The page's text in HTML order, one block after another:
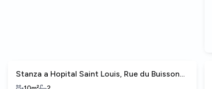
Stanza a Hopital Saint Louis, Rue du Buisson
Saint-Louis